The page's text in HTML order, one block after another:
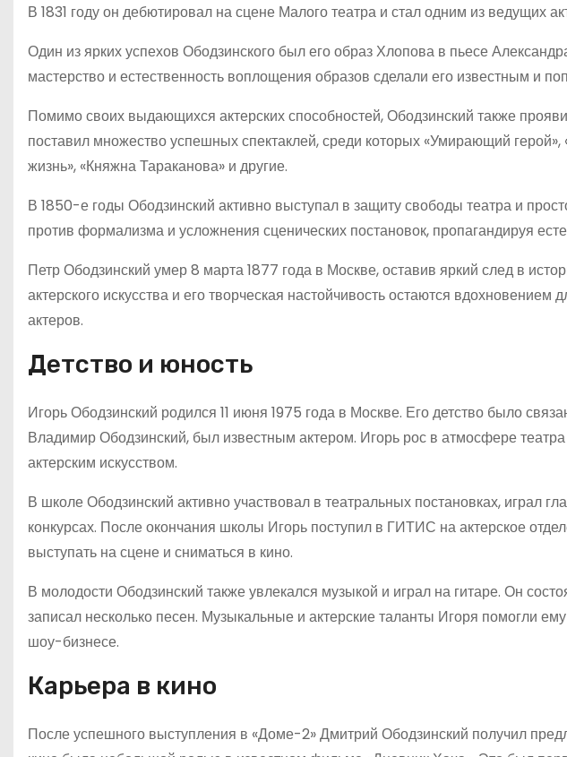
В 1831 году он дебютировал на сцене Малого театра и стал одним из ведущих
Один из ярких успехов Ободзинского был его образ Хлопова в пьесе
мастерство и естественность воплощения образов сделали его известным и
Помимо своих выдающихся актерских способностей, Ободзинский также
поставил множество успешных спектаклей, среди которых «Умирающий
жизнь», «Княжна Тараканова» и другие.
В 1850-е годы Ободзинский активно выступал в защиту свободы театра и
против формализма и усложнения сценических постановок, пропагандируя
Петр Ободзинский умер 8 марта 1877 года в Москве, оставив яркий след в
актерского искусства и его творческая настойчивость остаются
актеров.
Детство и юность
Игорь Ободзинский родился 11 июня 1975 года в Москве. Его детство было
Владимир Ободзинский, был известным актером. Игорь рос в атмосфере
актерским искусством.
В школе Ободзинский активно участвовал в театральных постановках, играл
конкурсах. После окончания школы Игорь поступил в ГИТИС на актерское
выступать на сцене и сниматься в кино.
В молодости Ободзинский также увлекался музыкой и играл на гитаре. Он
записал несколько песен. Музыкальные и актерские таланты Игоря помогли
шоу-бизнесе.
Карьера в кино
После успешного выступления в «Доме-2» Дмитрий Ободзинский получил